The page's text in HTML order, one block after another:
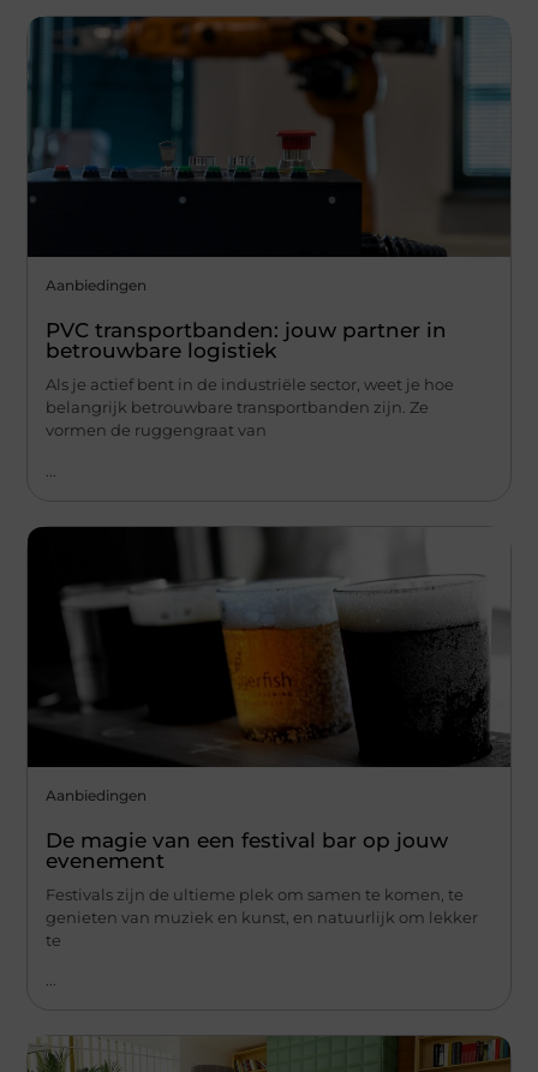
Aanbiedingen
PVC transportbanden: jouw partner in
betrouwbare logistiek
Als je actief bent in de industriële sector, weet je hoe
belangrijk betrouwbare transportbanden zijn. Ze
vormen de ruggengraat van
Aanbiedingen
De magie van een festival bar op jouw
evenement
Festivals zijn de ultieme plek om samen te komen, te
genieten van muziek en kunst, en natuurlijk om lekker
te